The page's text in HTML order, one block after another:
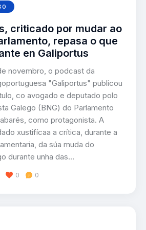
criticado por mudar ao
repasa o que
en Galiportus
novembro, o podcast da
"Galiportus" publicou
co avogado e deputado polo
Galego (BNG) do Parlamento
como protagonista. A
xustifícaa a crítica, durante a
da súa muda do
durante unha das…
0 0